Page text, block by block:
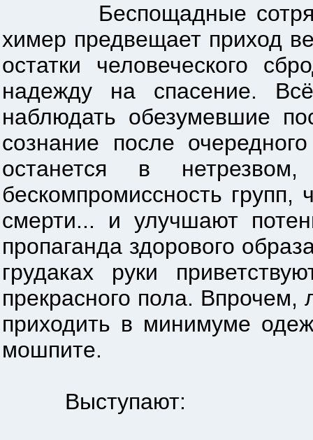
Беспощадные
химер предвещает приход
остатки человеческого
надежду на спасение.
наблюдать обезумевшие
сознание после
останется в
бескомпромиссность
смерти... и улучшают
пропаганда здорового
грудаках руки
прекрасного пола.
приходить в минимуме
мошпите.
Выступают: